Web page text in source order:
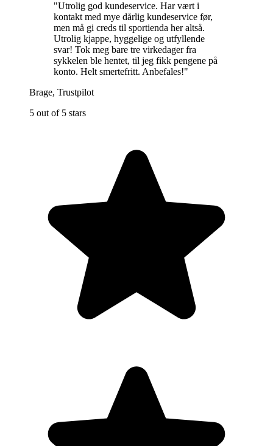
"Utrolig god kundeservice. Har vært i
kontakt med mye dårlig kundeservice før,
men må gi creds til sportienda her altså.
Utrolig kjappe, hyggelige og utfyllende
svar! Tok meg bare tre virkedager fra
sykkelen ble hentet, til jeg fikk pengene på
konto. Helt smertefritt. Anbefales!"
Brage, Trustpilot
5 out of 5 stars